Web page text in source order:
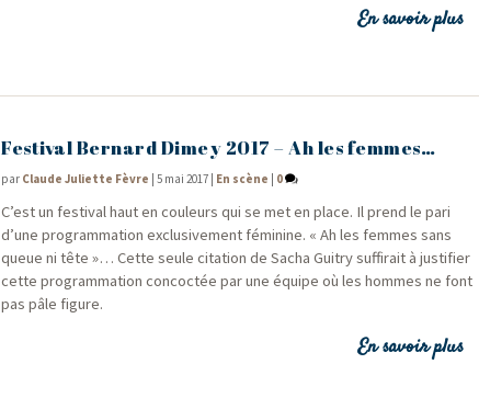
En savoir plus
Festival Bernard Dimey 2017 – Ah les femmes…
par Claude Juliette Fèvre |5 mai 2017 En scène 0
C’est un fes­ti­val haut en cou­leurs qui se met en place. Il prend le pari
d’une pro­gram­ma­tion exclu­si­ve­ment fémi­nine. « Ah les femmes sans
queue ni tête »… Cette seule cita­tion de Sacha Gui­try suf­fi­rait à jus­ti­fier
cette pro­gram­ma­tion concoc­tée par une équipe où les hommes ne font
pas pâle figure.
En savoir plus